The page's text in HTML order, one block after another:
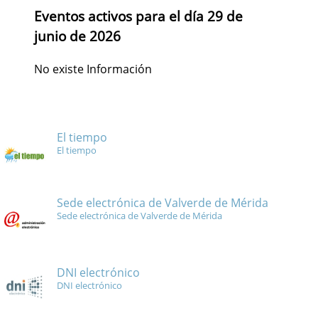
Eventos activos para el día 29 de
junio de 2026
No existe Información
El tiempo
El tiempo
Sede electrónica de Valverde de Mérida
Sede electrónica de Valverde de Mérida
DNI electrónico
DNI electrónico